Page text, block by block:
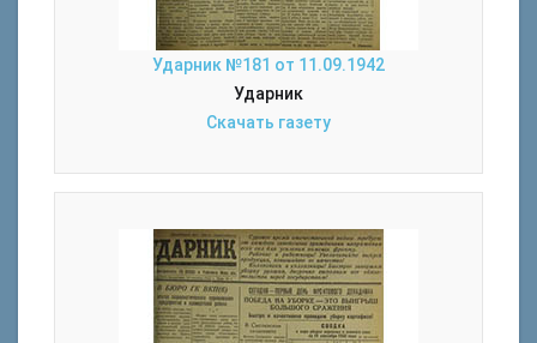
Ударник №181 от 11.09.1942
Ударник
Скачать газету